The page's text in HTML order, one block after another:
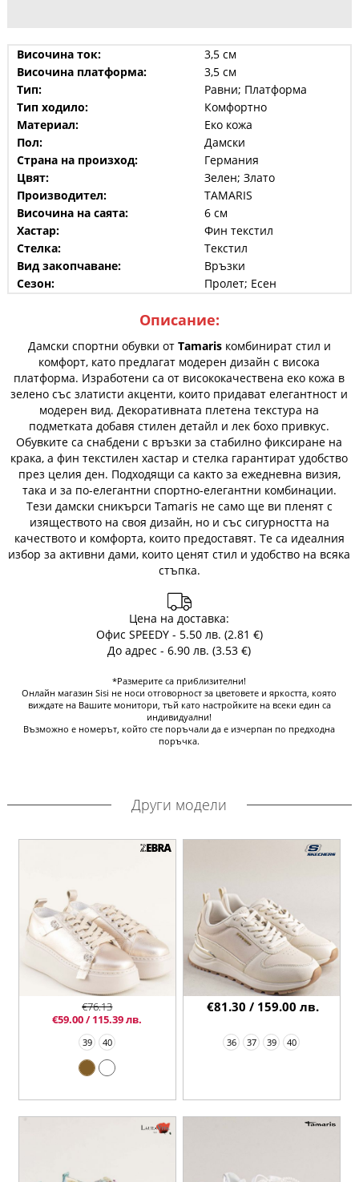
Височина ток:
3,5 см
Височина платформа:
3,5 см
Тип:
Равни; Платформа
Тип ходило:
Комфортно
Материал:
Еко кожа
Пол:
Дамски
Страна на произход:
Германия
Цвят:
Зелен; Злато
Производител:
TAMARIS
Височина на саята:
6 см
Хастар:
Фин текстил
Стелка:
Текстил
Вид закопчаване:
Връзки
Сезон:
Пролет; Есен
Описание:
Дамски спортни обувки от Tamarisкомбинират стил и
комфорт, като предлагат модерен дизайн с висока
платформа. Изработени са от висококачествена еко кожа в
зелено със златисти акценти, които придават елегантност и
модерен вид. Декоративната плетена текстура на
подметката добавя стилен детайл и лек бохо привкус.
Обувките са снабдени с връзки за стабилно фиксиране на
крака, а фин текстилен хастар и стелка гарантират удобство
през целия ден. Подходящи са както за ежедневна визия,
така и за по-елегантни спортно-елегантни комбинации.
Тези дамски сникърси Tamaris не само ще ви пленят с
изяществото на своя дизайн, но и със сигурността на
качеството и комфорта, които предоставят. Те са идеалния
избор за активни дами, които ценят стил и удобство на всяка
стъпка.
Цена на доставка:
Офис SPEEDY - 5.50 лв. (2.81 €)
До адрес - 6.90 лв. (3.53 €)
*Размерите са приблизителни!
Онлайн магазин Sisi не носи отговорност за цветовете и яркостта, която
виждате на Вашите монитори, тъй като настройките на всеки един са
индивидуални!
Възможно е номерът, който сте поръчали да е изчерпан по предходна
поръчка.
Други модели
39 40
€76.13
€59.00 / 115.39 лв.
36 37 39 40
€81.30 / 159.00 лв.